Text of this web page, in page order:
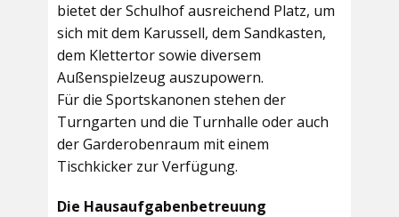
bietet derSchulhofausreichend Platz, um
sich mit dem Karussell, dem Sandkasten,
dem Klettertor sowie diversem
Außenspielzeug auszupowern.
Für die Sportskanonen stehen der
Turngarten und die Turnhalle oder auch
derGarderobenraum mit einem
Tischkicker zur Verfügung.
Die Hausaufgabenbetreuung